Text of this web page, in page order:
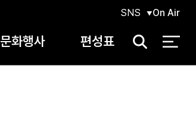
문화행사 편성표
SNS On Air
검